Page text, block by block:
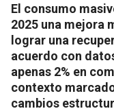
El consumo
2025 una mejora
lograr una
acuerdo con
apenas 2% en
contexto
cambios